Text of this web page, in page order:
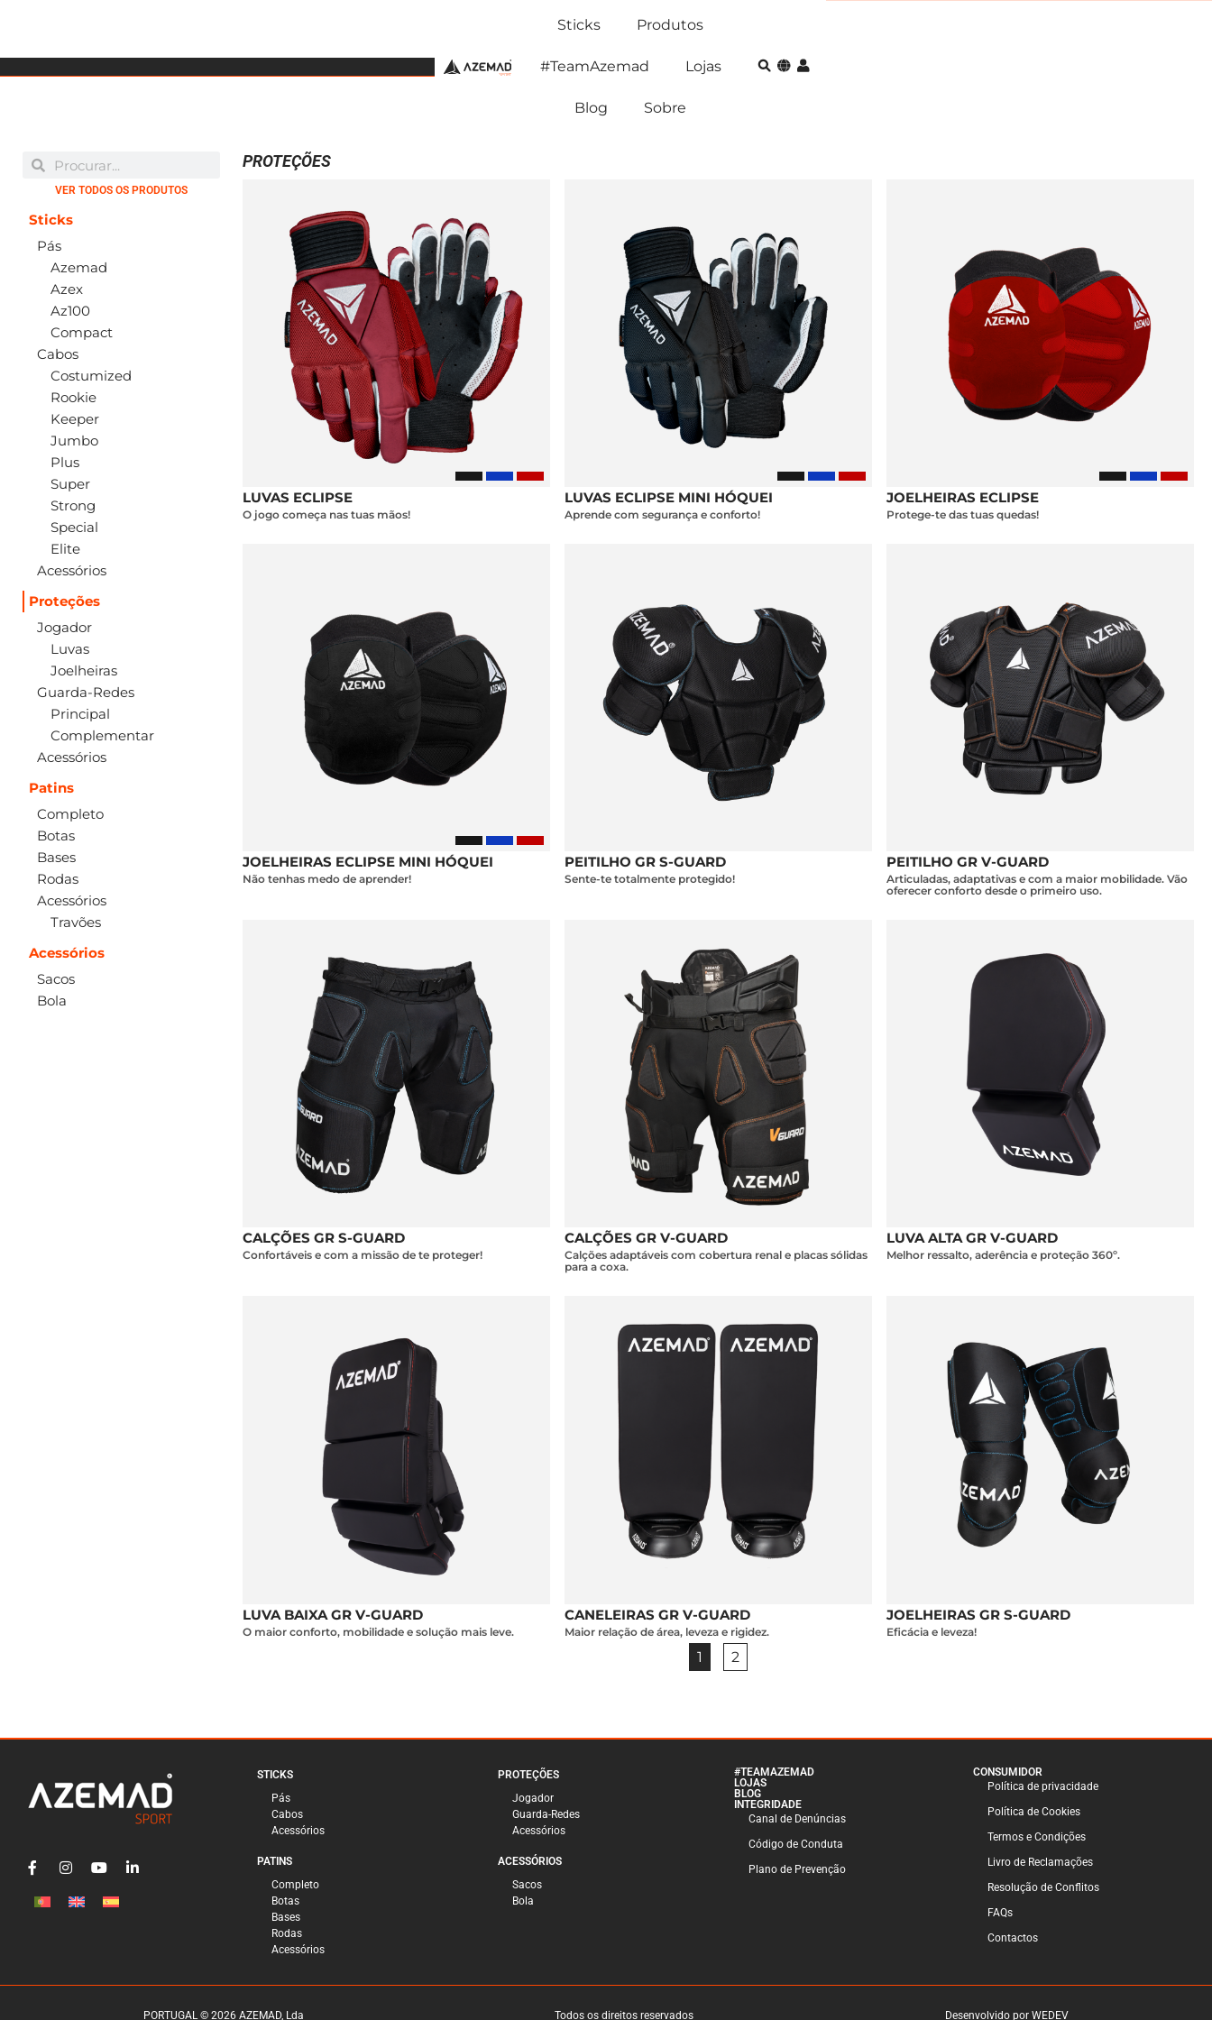
Sticks Produtos
#TeamAzemad Lojas
Blog Sobre
VER TODOS OS PRODUTOS
Sticks
Pás
Azemad
Azex
Az100
Compact
Cabos
Costumized
Rookie
Keeper
Jumbo
Plus
Super
Strong
Special
Elite
Acessórios
Proteções
Jogador
Luvas
Joelheiras
Guarda-Redes
Principal
Complementar
Acessórios
Patins
Completo
Botas
Bases
Rodas
Acessórios
Travões
Acessórios
Sacos
Bola
PROTEÇÕES
LUVAS ECLIPSE
O jogo começa nas tuas mãos!
LUVAS ECLIPSE MINI HÓQUEI
Aprende com segurança e conforto!
JOELHEIRAS ECLIPSE
Protege-te das tuas quedas!
JOELHEIRAS ECLIPSE MINI HÓQUEI
Não tenhas medo de aprender!
PEITILHO GR S-GUARD
Sente-te totalmente protegido!
PEITILHO GR V-GUARD
Articuladas, adaptativas e com a maior mobilidade. Vão
oferecer conforto desde o primeiro uso.
CALÇÕES GR S-GUARD
Confortáveis e com a missão de te proteger!
CALÇÕES GR V-GUARD
Calções adaptáveis com cobertura renal e placas sólidas
para a coxa.
LUVA ALTA GR V-GUARD
Melhor ressalto, aderência e proteção 360º.
LUVA BAIXA GR V-GUARD
O maior conforto, mobilidade e solução mais leve.
CANELEIRAS GR V-GUARD
Maior relação de área, leveza e rigidez.
JOELHEIRAS GR S-GUARD
Eficácia e leveza!
1 2
STICKS
Pás
Cabos
Acessórios
PROTEÇÕES
Jogador
Guarda-Redes
Acessórios
PATINS
Completo
Botas
Bases
Rodas
Acessórios
ACESSÓRIOS
Sacos
Bola
#TEAMAZEMAD
LOJAS
BLOG
INTEGRIDADE
Canal de Denúncias
Código de Conduta
Plano de Prevenção
CONSUMIDOR
Política de privacidade
Política de Cookies
Termos e Condições
Livro de Reclamações
Resolução de Conflitos
FAQs
Contactos
PORTUGAL © 2026 AZEMAD, Lda Todos os direitos reservados Desenvolvido por WEDEV